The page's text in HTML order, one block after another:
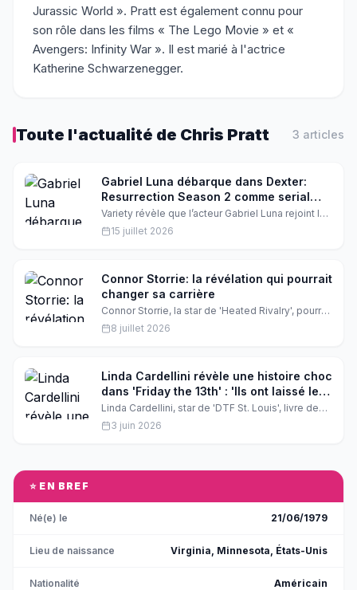
Jurassic World ». Pratt est également connu pour
son rôle dans les films « The Lego Movie » et «
Avengers: Infinity War ». Il est marié à l'actrice
Katherine Schwarzenegger.
Toute l'actualité de Chris Pratt 3 articles
Gabriel Luna débarque dans Dexter:
Resurrection Season 2 comme serial
killer
Variety révèle que l’acteur Gabriel Luna rejoint la
série à succès Dexter: Resurrection en tant que
Ray Ballard, alias The Sleepy‑Eyed Stranger. Ce
déjà l’affrontement qui promet de faire vibrer les
écrans.
15 juillet 2026
Connor Storrie: la révélation qui pourrait
changer sa carrière
Connor Storrie, la star de 'Heated Rivalry', pourrait
décrocher sa première nomination aux Emmy.
Mais qu'est-ce qui se cache derrière cette
8 juillet 2026
Linda Cardellini révèle une histoire choc
dans 'Friday the 13th' : 'Ils ont laissé leur
fils se noyer !'
Linda Cardellini, star de 'DTF St. Louis', livre des
confessions explosives sur son nouveau rôle
dans 'Friday the 13th'. Découvrez les révélations
3 juin 2026
⭐ EN BREF
Né(e) le 21/06/1979
Lieu de naissance Virginia, Minnesota, États-Unis
Nationalité Américain